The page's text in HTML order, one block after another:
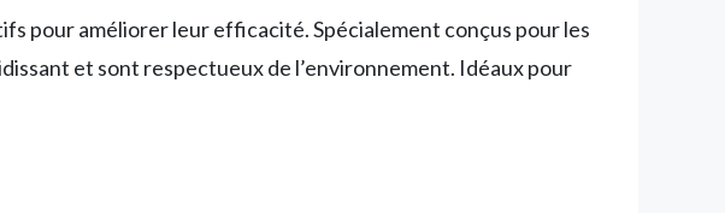
pour améliorer leur efficacité. Spécialement conçus pour les
et sont respectueux de l’environnement. Idéaux pour